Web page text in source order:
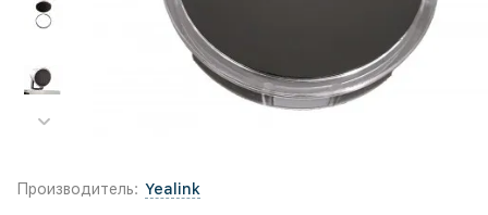
Производитель: Yealink